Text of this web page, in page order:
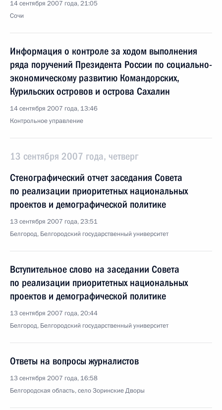
14 сентября 2007 года, 21:05
Сочи
Информация о контроле за ходом выполнения
ряда поручений Президента России по социально-
экономическому развитию Командорских,
Курильских островов и острова Сахалин
14 сентября 2007 года, 13:46
Контрольное управление
13 сентября 2007 года, четверг
Стенографический отчет заседания Совета
по реализации приоритетных национальных
проектов и демографической политике
13 сентября 2007 года, 23:51
Белгород, Белгородский государственный университет
Вступительное слово на заседании Совета
по реализации приоритетных национальных
проектов и демографической политике
13 сентября 2007 года, 20:44
Белгород, Белгородский государственный университет
Ответы на вопросы журналистов
13 сентября 2007 года, 16:58
Белгородская область, село Зоринские Дворы